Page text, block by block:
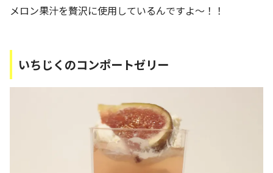
メロン果汁を贅沢に使用しているんですよ～！！
いちじくのコンポートゼリー